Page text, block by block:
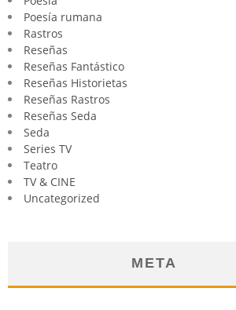
Poesía rumana
Rastros
Reseñas
Reseñas Fantástico
Reseñas Historietas
Reseñas Rastros
Reseñas Seda
Seda
Series TV
Teatro
TV & CINE
Uncategorized
META